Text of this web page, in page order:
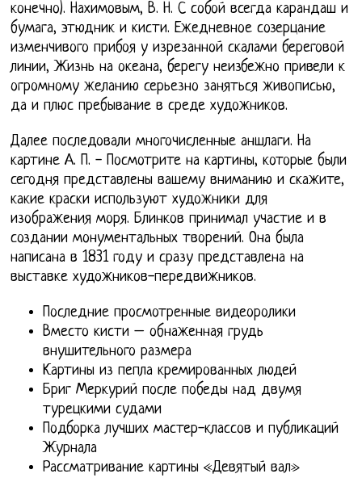
конечно). Нахимовым, В. Н. С собой всегда карандаш и
бумага, этюдник и кисти. Ежедневное созерцание
изменчивого прибоя у изрезанной скалами береговой
линии, Жизнь на океана, берегу неизбежно привели к
огромному желанию серьезно заняться живописью,
да и плюс пребывание в среде художников.
Далее последовали многочисленные аншлаги. На
картине А. П. - Посмотрите на картины, которые были
сегодня представлены вашему вниманию и скажите,
какие краски используют художники для
изображения моря. Блинков принимал участие и в
создании монументальных творений. Она была
написана в 1831 году и сразу представлена на
выставке художников-передвижников.
Последние просмотренные видеоролики
Вместо кисти – обнаженная грудь
внушительного размера
Картины из пепла кремированных людей
Бриг Меркурий после победы над двумя
турецкими судами
Подборка лучших мастер-классов и публикаций
Журнала
Рассматривание картины «Девятый вал»